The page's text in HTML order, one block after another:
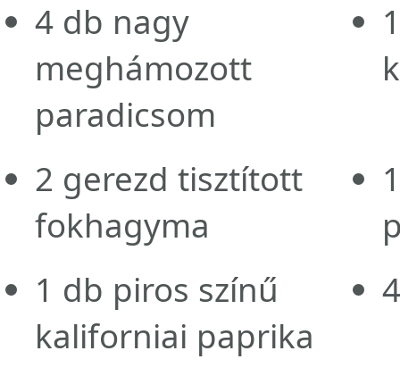
4 db nagy
meghámozott
paradicsom
2 gerezd tisztított
fokhagyma
1 db piros színű
kaliforniai paprika